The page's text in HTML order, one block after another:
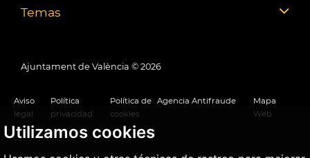
Utilizamos cookies
Temas
Ajuntament de València © 2026
Aviso
legal
Política
privacidad
Política de
cookies
Agencia Antifraude
Mapa
Web